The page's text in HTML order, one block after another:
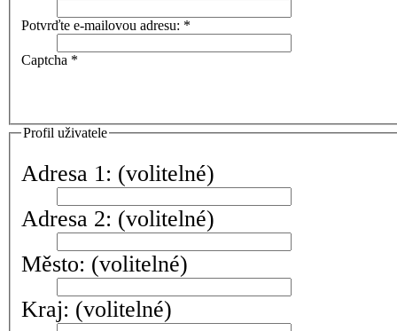
Potvrďte e-mailovou adresu: *
Captcha *
Profil uživatele
Adresa 1: (volitelné)
Adresa 2: (volitelné)
Město: (volitelné)
Kraj: (volitelné)